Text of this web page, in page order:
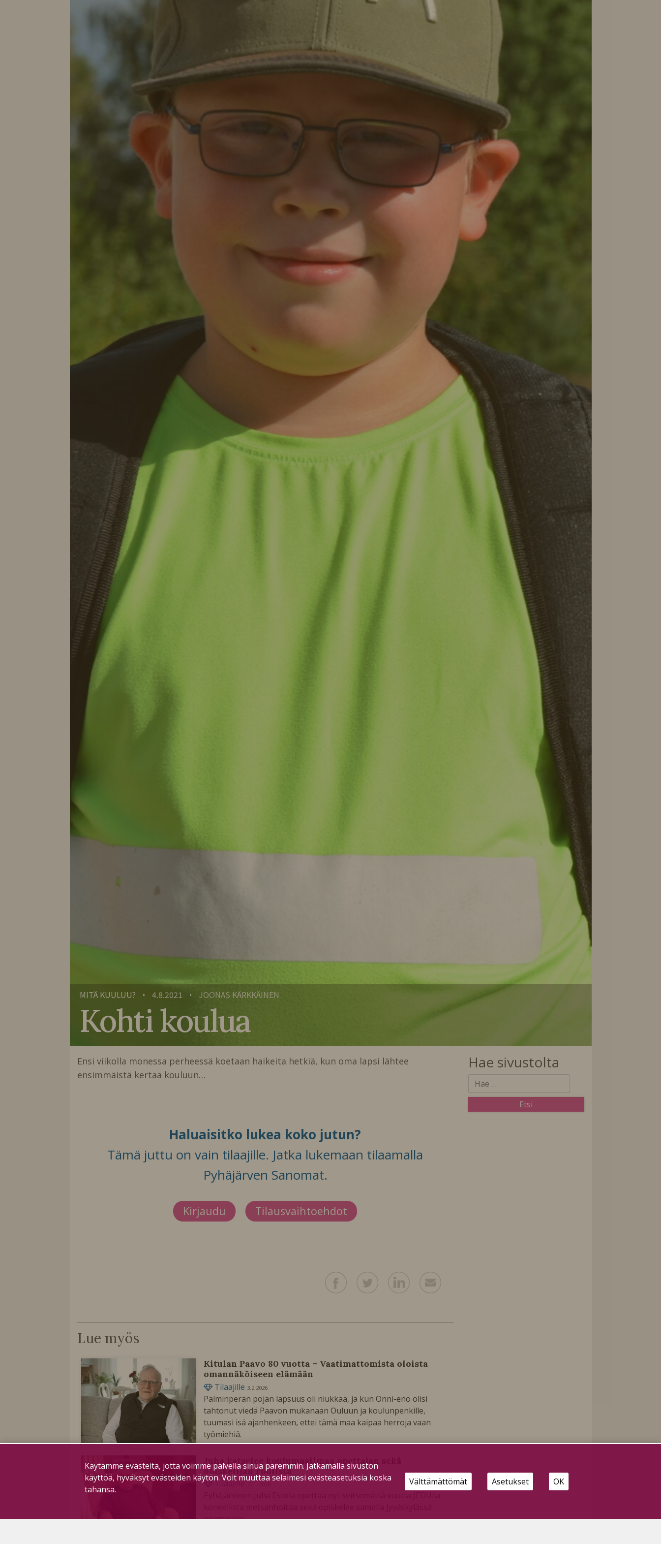
MITÄ KUULUU? • 4.8.2021 • JOONAS KÄRKKÄINEN
Kohti koulua
Ensi viikolla monessa perheessä koetaan haikeita hetkiä, kun oma lapsi lähtee
ensimmäistä kertaa kouluun…
Haluaisitko lukea koko jutun?
Tämä juttu on vain tilaajille. Jatka lukemaan tilaamalla
Pyhäjärven Sanomat.
Kirjaudu Tilausvaihtoehdot
Lue myös
Kitulan Paavo 80 vuotta – Vaatimattomista oloista
omannäköiseen elämään
Tilaajille 3.2.2026
Palminperän pojan lapsuus oli niukkaa, ja kun Onni-eno olisi
tahtonut viedä Paavon mukanaan Ouluun ja koulunpenkille,
tuumasi isä ajanhenkeen, ettei tämä maa kaipaa herroja vaan
työmiehiä.
Juha katselee koulumaailmaa opettajan sekä
opiskelijan roolista
Tilaajille
opettajaksi.
Hae sivustolta
Käytämme evästeitä, jotta voimme palvella sinua paremmin. Jatkamalla sivuston
käyttöä, hyväksyt evästeiden käytön. Voit muuttaa selaimesi evästeasetuksia koska
tahansa.
Välttämättömät Asetukset OK